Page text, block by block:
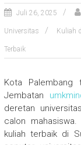
Juli 26, 2025
Universitas Kuliah
Terbaik
Kota Palembang
Jembatan
deretan
calon
kuliah terbaik di